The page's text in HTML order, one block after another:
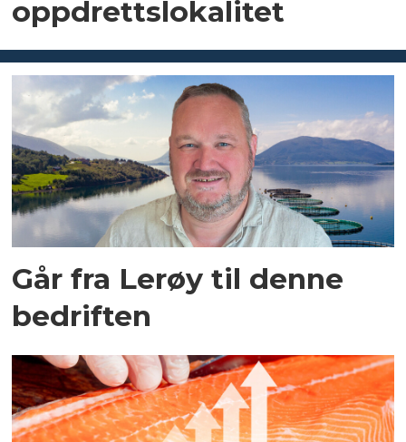
oppdrettslokalitet
Går fra Lerøy til denne
bedriften